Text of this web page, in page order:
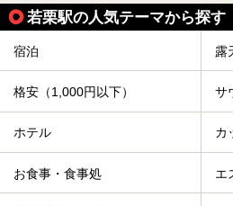
若栗駅の人気テーマから探す
宿泊 露
格安（1,000円以下） サ
ホテル カ
お食事・食事処 エ